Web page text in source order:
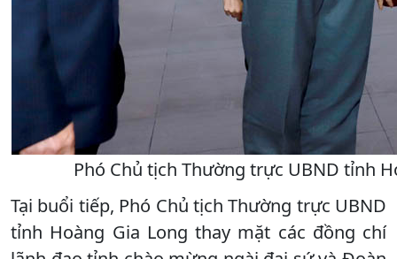
Phó Chủ tịch Thường trực UBND tỉnh
Tại buổi tiếp, Phó Chủ tịch Thường trực UBND
tỉnh Hoàng Gia Long thay mặt các đồng chí